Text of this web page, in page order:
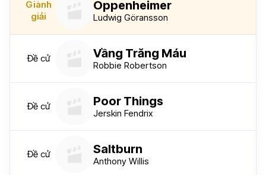
Giành
giải
Oppenheimer
Ludwig Göransson
Đề cử Vầng Trăng Máu
Robbie Robertson
Đề cử Poor Things
Jerskin Fendrix
Đề cử Saltburn
Anthony Willis